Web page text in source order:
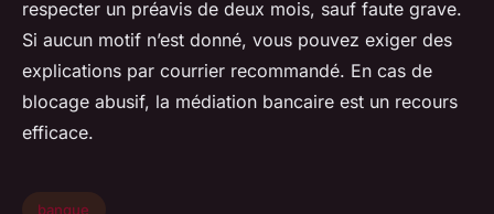
respecter un préavis de deux mois, sauf faute grave.
Si aucun motif n’est donné, vous pouvez exiger des
explications par courrier recommandé. En cas de
blocage abusif, la médiation bancaire est un recours
efficace.
banque